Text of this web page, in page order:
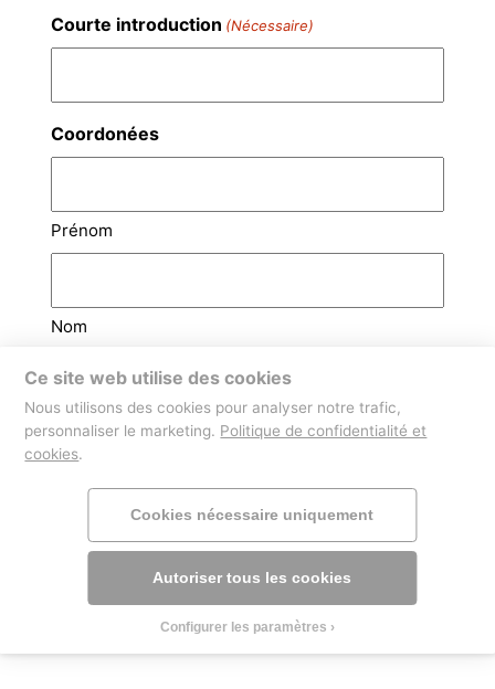
Courte introduction (Nécessaire)
Coordonées
Prénom
Nom
Email (Nécessaire)
Téléphone
Ce site web utilise des cookies
Nous utilisons des cookies pour analyser notre trafic,
personnaliser le marketing. Politique de confidentialité et
cookies.
Cookies nécessaire uniquement
Autoriser tous les cookies
Configurer les paramètres